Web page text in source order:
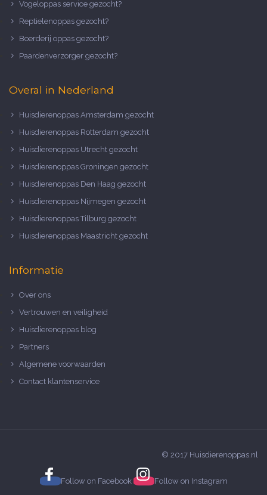
Vogeloppas service gezocht?
Reptielenoppas gezocht?
Boerderij oppas gezocht?
Paardenverzorger gezocht?
Overal in Nederland
Huisdierenoppas Amsterdam gezocht
Huisdierenoppas Rotterdam gezocht
Huisdierenoppas Utrecht gezocht
Huisdierenoppas Groningen gezocht
Huisdierenoppas Den Haag gezocht
Huisdierenoppas Nijmegen gezocht
Huisdierenoppas Tilburg gezocht
Huisdierenoppas Maastricht gezocht
Informatie
Over ons
Vertrouwen en veiligheid
Huisdierenoppas blog
Partners
Algemene voorwaarden
Contact klantenservice
© 2017 Huisdierenoppas.nl
Follow on Facebook Follow on Instagram